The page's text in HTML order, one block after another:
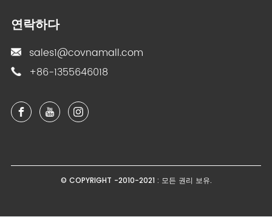
연락하다
sales1@covnamall.com
+86-1355646018
© COPYRIGHT -2010-2021 : 모든 권리 보유.